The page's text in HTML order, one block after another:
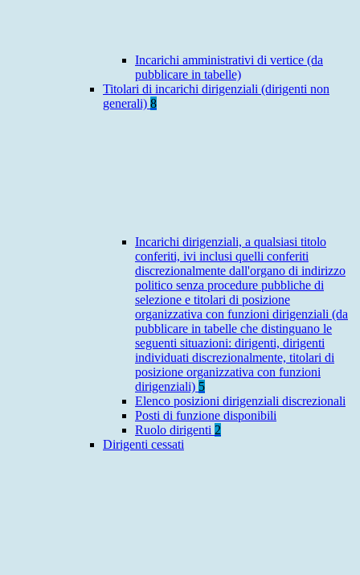
Incarichi amministrativi di vertice (da
pubblicare in tabelle)
Titolari di incarichi dirigenziali (dirigenti non
generali) 8
Incarichi dirigenziali, a qualsiasi titolo
conferiti, ivi inclusi quelli conferiti
discrezionalmente dall'organo di indirizzo
politico senza procedure pubbliche di
selezione e titolari di posizione
organizzativa con funzioni dirigenziali (da
pubblicare in tabelle che distinguano le
seguenti situazioni: dirigenti, dirigenti
individuati discrezionalmente, titolari di
posizione organizzativa con funzioni
dirigenziali) 5
Elenco posizioni dirigenziali discrezionali
Posti di funzione disponibili
Ruolo dirigenti 2
Dirigenti cessati